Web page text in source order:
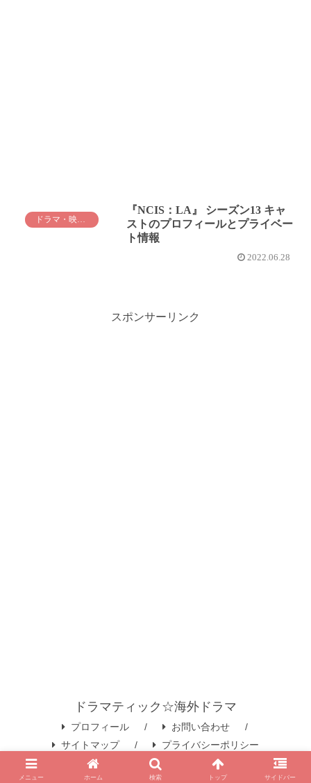
ドラマ・映画紹介
『NCIS：LA』 シーズン13 キャ
ストのプロフィールとプライベー
ト情報
2022.06.28
スポンサーリンク
ドラマティック☆海外ドラマ
プロフィール
お問い合わせ
サイトマップ
プライバシーポリシー
© 2020 ドラマティック☆海外ドラマ.
メニュー ホーム 検索 トップ サイドバー